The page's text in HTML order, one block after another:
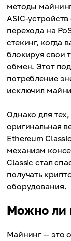
методы
ASIC-
перехода на
стекинг, когда
блокируя свои
обмен. Этот
потребление
исключил
Однако для
оригинальная
Ethereum
механизм
Classic стал
получать
оборудования.
Можно ли
Майнинг — это